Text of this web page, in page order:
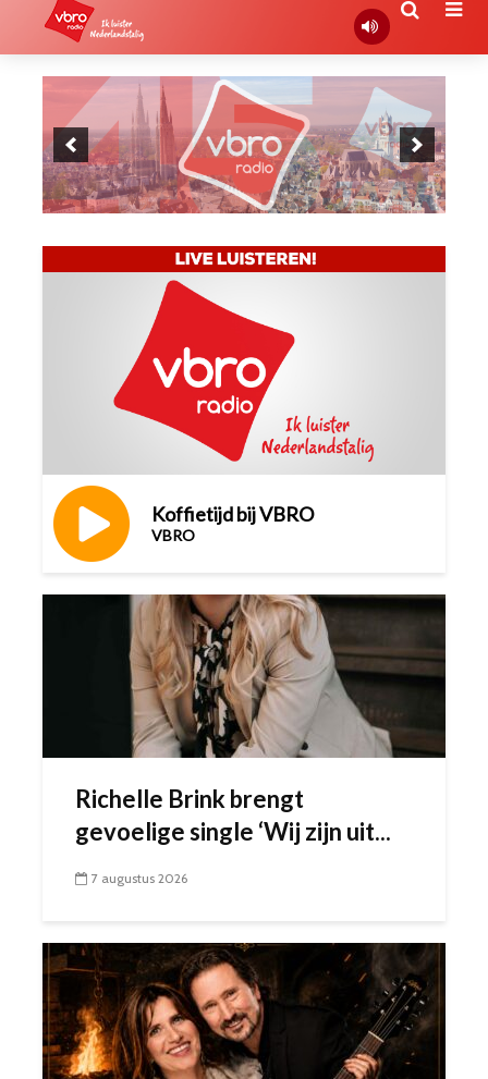
Richelle Brink brengt
gevoelige single ‘Wij zijn uit...
7 augustus 2026